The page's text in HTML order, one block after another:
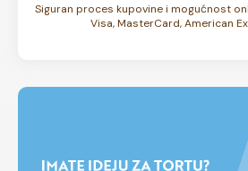
Siguran proces kupovine i mogućnost
Visa, MasterCard, American